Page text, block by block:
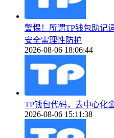
警惕！所谓TP钱包助记
安全需理性防护
2026-08-06 18:06:44
TP钱包代码，去中心化
2026-08-06 15:11:38